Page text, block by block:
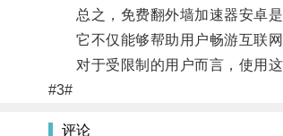
总之，免费翻外墙加速器安卓是
它不仅能够帮助用户畅游互联网
对于受限制的用户而言，使用这
#3#
评论